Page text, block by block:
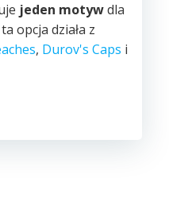
jeden motywdla
opcja działa z
, Durov's Caps i